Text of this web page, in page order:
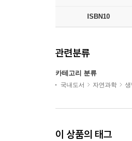
ISBN10
관련분류
카테고리 분류
국내도서 자연과학
이 상품의 태그